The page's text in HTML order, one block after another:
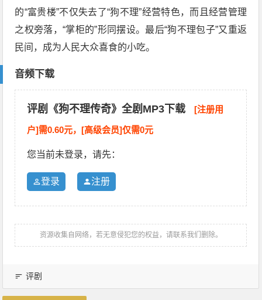
的“富贵楼”不仅失去了“狗不理”经营特色，而且经营管理
之权旁落，“掌柜的”形同摆设。最后“狗不理包子”又重返
民间，成为人民大众喜食的小吃。
音频下载
评剧《狗不理传奇》全剧MP3下载 [注册用
户]需0.60元，[高级会员]仅需0元
您当前未登录，请先：
登录 注册
资源收集自网络，若无意侵犯您的权益，请联系我们删除。
评剧